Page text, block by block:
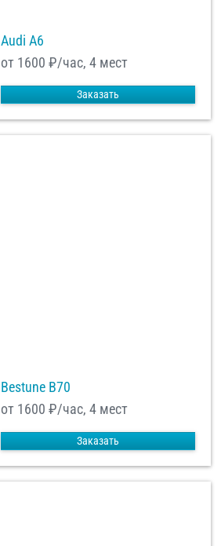
Audi A6
от 1600 ₽/час, 4 мест
Заказать
Bestune B70
от 1600 ₽/час, 4 мест
Заказать